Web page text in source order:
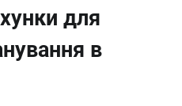
для
в